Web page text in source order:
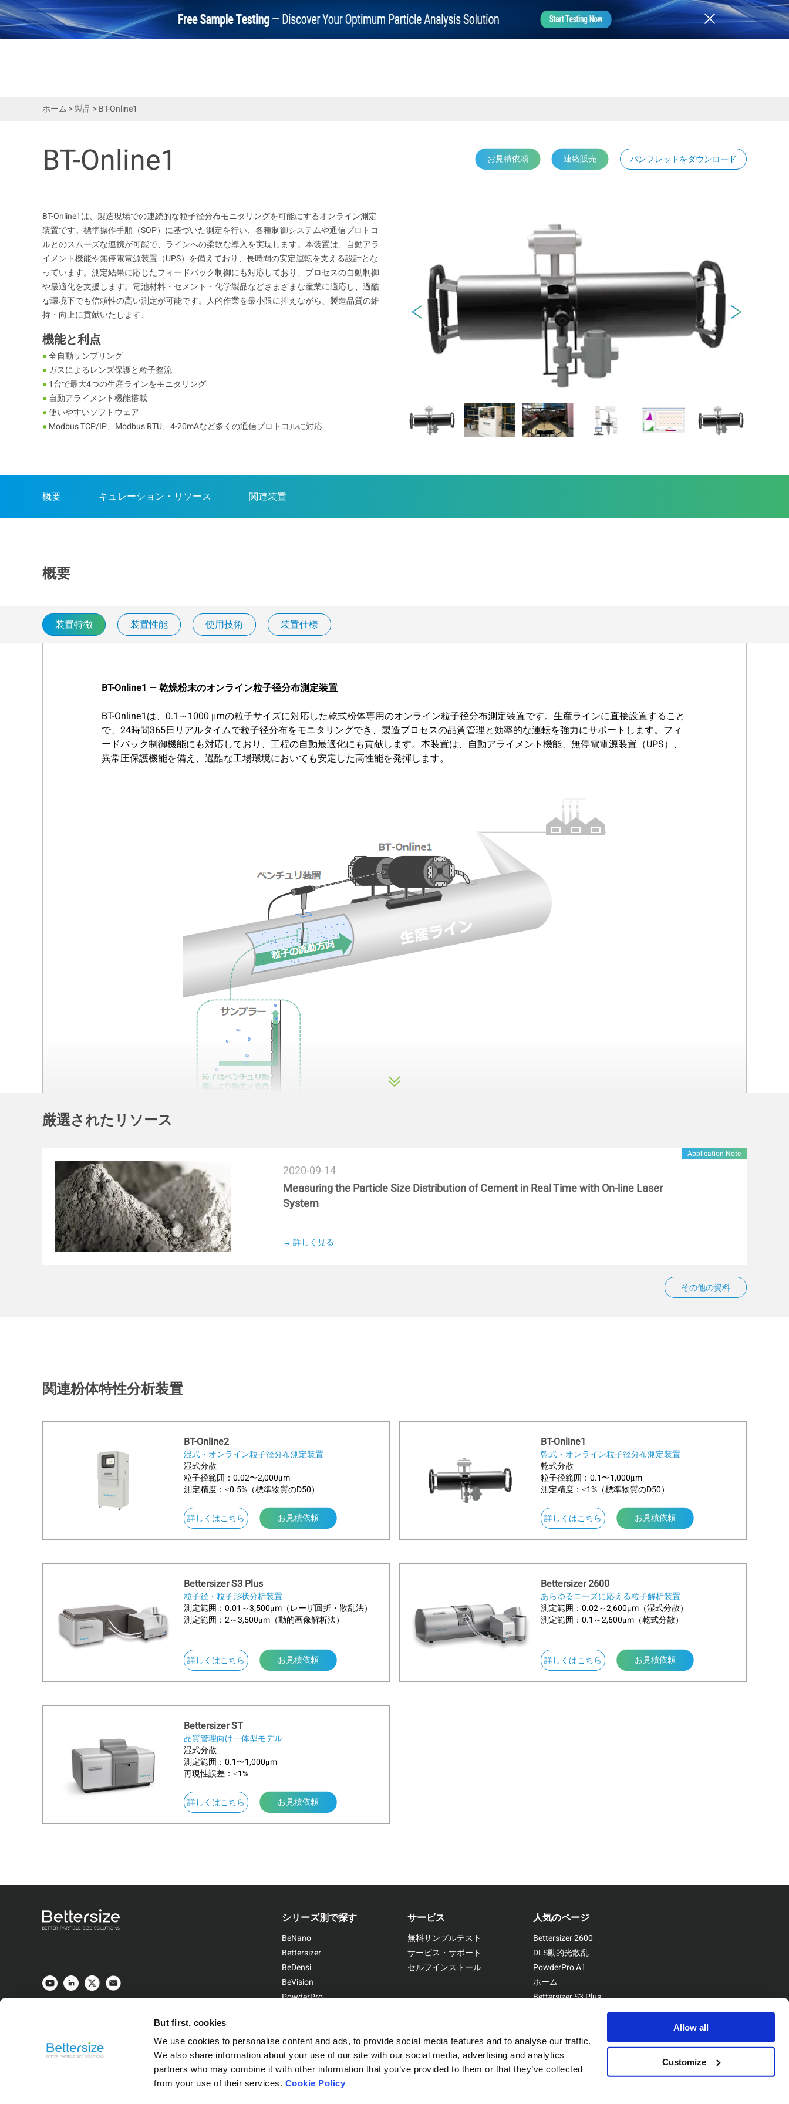
But first, cookies
We use cookies to personalise content and ads, to provide social media features and to analyse our traffic.
We also share information about your use of our site with our social media, advertising and analytics
partners who may combine it with other information that you’ve provided to them or that they’ve collected
from your use of their services. Cookie Policy
Allow all
Customize
ホーム >製品 >BT-Online1
BT-Online1 お見積依頼 連絡販売 パンフレットをダウンロード
BT-Online1は、製造現場での連続的な粒子径分布モニタリングを可能にするオンライン測定
装置です。標準操作手順（SOP）に基づいた測定を行い、各種制御システムや通信プロトコ
ルとのスムーズな連携が可能で、ラインへの柔軟な導入を実現します。本装置は、自動アラ
イメント機能や無停電電源装置（UPS）を備えており、長時間の安定運転を支える設計とな
っています。測定結果に応じたフィードバック制御にも対応しており、プロセスの自動制御
や最適化を支援します。電池材料・セメント・化学製品などさまざまな産業に適応し、過酷
な環境下でも信頼性の高い測定が可能です。人的作業を最小限に抑えながら、製造品質の維
持・向上に貢献いたします、
機能と利点
●全自動サンプリング
●ガスによるレンズ保護と粒子整流
●1台で最大4つの生産ラインをモニタリング
● 自動アライメント機能搭載
●使いやすいソフトウェア
●Modbus TCP/IP、Modbus RTU、4-20mAなど多くの通信プロトコルに対応
概要 キュレーション・リソース 関連装置
概要
装置特徴 装置性能 使用技術 装置仕様
BT-Online1 — 乾燥粉末のオンライン粒子径分布測定装置
BT-Online1は、0.1～1000 μmの粒子サイズに対応した乾式粉体専用のオンライン粒子径分布測定装置です。生産ラインに直接設置すること
で、24時間365日リアルタイムで粒子径分布をモニタリングでき、製造プロセスの品質管理と効率的な運転を強力にサポートします。フィ
ードバック制御機能にも対応しており、工程の自動最適化にも貢献します。本装置は、自動アライメント機能、無停電電源装置（UPS）、
異常圧保護機能を備え、過酷な工場環境においても安定した高性能を発揮します。
笛型サンプラー Straight flute
広範囲な粒度分布を持つ粉体に最適
構造がシンプルでメンテナンスが容易
長期間の安定運転が可能で、運用コストを削減
リーマー型サンプラー Sample auger
流動性の低い粉体のサンプリングに適応
スクリュー構造により安定した採取が可能
汚染からの二重保護
BT-Online1のレンズは、デュアルエアカーテンとシースガスによって効果的に保護されています。デュアルエアカーテンによって形成され
る空気の流れが、レンズ表面に粒子の付着を防止します。シースガスはサンプルノズルの周辺チャネルから放出され、サンプルの流れを整
流します。これにより、レンズの保護と測定ゾーンへの通過が確保され、より高精度な測定結果が得られます。
デュアルエアカーテン Dual air curtain
サンプルの分散を補助することで、測定の均一性と安定性を向上
水力学的フォーカシングにより、粒子を整流しながら測定エリアを通過させる
アニュラーカーテン構造がレンズを粉塵から保護し、高精度な測定と長期安定稼働を実現
最大4ライン対応
BT-Online1は最大4つの生産ラインを同時に監視することができ、それぞれの生産ラインに対応するサンプラーが接続され、各ラインのサン
プルが個別に測定されます。この設計により、設備投資の削減が可能となり、効率的な使用が実現します。また、複数のラインを一元的に
管理できるため、データ管理が簡素化され、運用の効率が向上します。
厳選されたリソース
Application Note
2020-09-14
Measuring the Particle Size Distribution of Cement in Real Time with On-line Laser
System
→ 詳しく見る
その他の資料
関連粉体特性分析装置
BT-Online2
湿式・オンライン粒子径分布測定装置
湿式分散
粒子径範囲：0.02〜2,000μm
測定精度：≤0.5%（標準物質のD50）
詳しくはこちら about BT-Online2
お見積依頼
BT-Online1
乾式・オンライン粒子径分布測定装置
乾式分散
粒子径範囲：0.1〜1,000μm
測定精度：≤1%（標準物質のD50）
詳しくはこちら about BT-Online1
お見積依頼
Bettersizer S3 Plus
粒子径・粒子形状分析装置
測定範囲：0.01～3,500μm（レーザ回折・散乱法）
測定範囲：2～3,500μm（動的画像解析法）
詳しくはこちら about Bettersizer S3 Plus
お見積依頼
Bettersizer 2600
あらゆるニーズに応える粒子解析装置
測定範囲：0.02～2,600μm（湿式分散）
測定範囲：0.1～2,600μm（乾式分散）
詳しくはこちら about Bettersizer 2600
お見積依頼
Bettersizer ST
品質管理向け一体型モデル
湿式分散
測定範囲：0.1〜1,000μm
再現性誤差：≤1%
詳しくはこちら about Bettersizer ST
お見積依頼
シリーズ別で探す
BeNano
Bettersizer
BeDensi
BeVision
PowderPro
サービス
無料サンプルテスト
サービス・サポート
セルフインストール
人気のページ
Bettersizer 2600
DLS動的光散乱
PowderPro A1
ホーム
Bettersizer S3 Plus
Sitemap| Privacy Policy Copyright © Bettersize Instruments Ltd. All Rights Reserved